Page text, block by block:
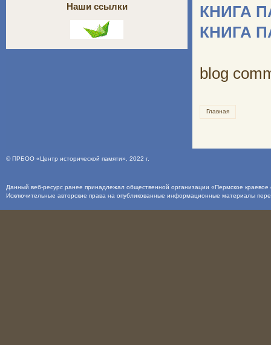
КНИГА
КНИГА
blog
Главная
Наши ссылки
©ПРБОО «Центр исторической памяти» , 2022 г.
Данный веб-ресурс ранее принадлежал общественной организации «Пермское
Исключительные авторские права на опубликованные информационные материалы